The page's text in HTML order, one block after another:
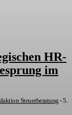
HR-
im
Steuerberatung-5.